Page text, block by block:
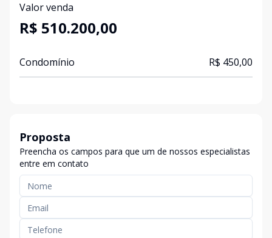
Valor venda
R$ 510.200,00
Condomínio R$ 450,00
Proposta
Preencha os campos para que um de nossos especialistas
entre em contato